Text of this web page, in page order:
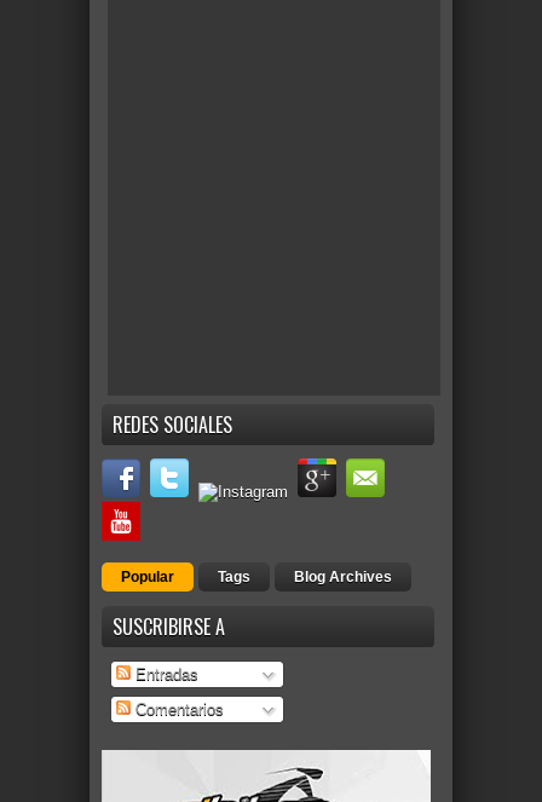
REDES SOCIALES
Popular Tags Blog Archives
SUSCRIBIRSE A
Entradas
Comentarios